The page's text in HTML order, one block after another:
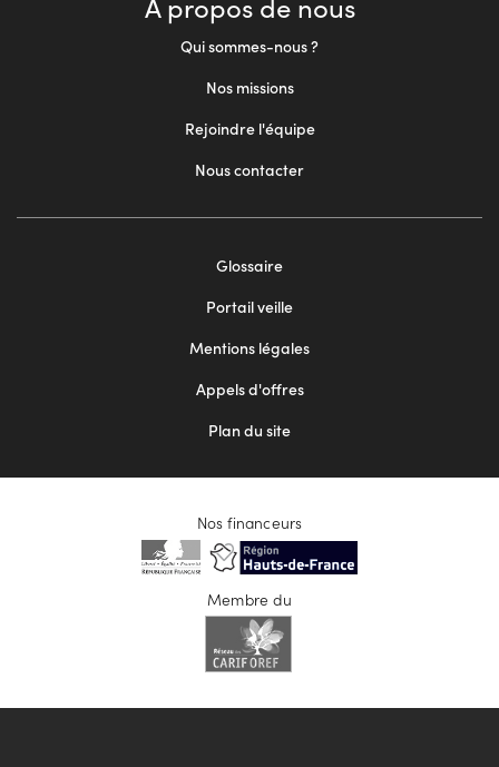
Qui sommes-nous ?
Nos missions
Rejoindre l'équipe
Nous contacter
Glossaire
Portail veille
Mentions légales
Appels d'offres
Plan du site
Nos financeurs
Membre du